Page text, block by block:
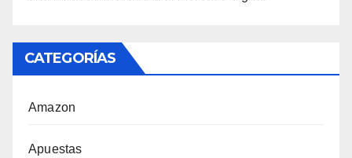
CATEGORÍAS
Amazon
Apuestas